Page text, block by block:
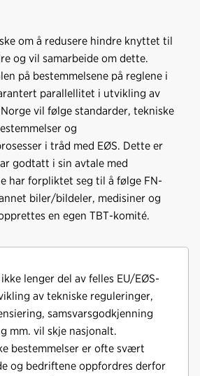
om å redusere hindre knyttet til
og vil samarbeide om dette.
på bestemmelsene på reglene i
parallellitet i utvikling av
vil følge standarder, tekniske
og
i tråd med EØS. Dette er
godtatt i sin avtale med
har forpliktet seg til å følge FN-
biler/bildeler, medisiner og
en egen TBT-komité.
lenger del av felles EU/EØS-
av tekniske reguleringer,
samsvarsgodkjenning
mm. vil skje nasjonalt.
bestemmelser er ofte svært
og bedriftene oppfordres derfor